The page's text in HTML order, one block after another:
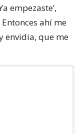
empezaste’,
ahí me
envidia, que me